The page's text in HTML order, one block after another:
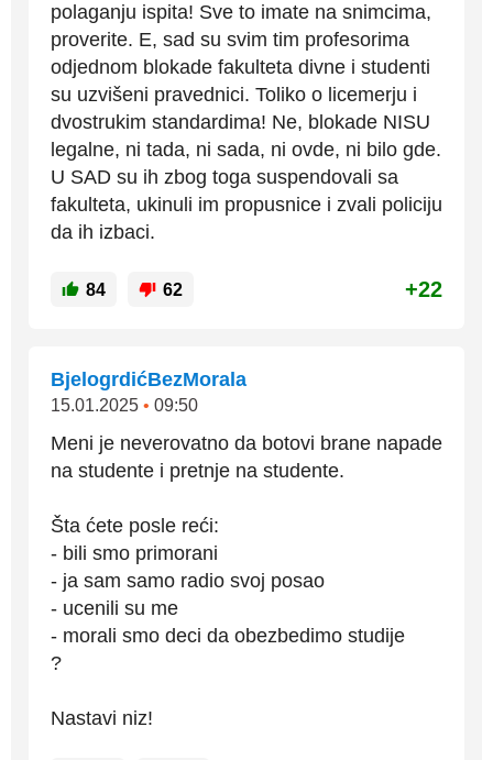
polaganju ispita! Sve to imate na snimcima,
proverite. E, sad su svim tim profesorima
odjednom blokade fakulteta divne i studenti
su uzvišeni pravednici. Toliko o licemerju i
dvostrukim standardima! Ne, blokade NISU
legalne, ni tada, ni sada, ni ovde, ni bilo gde.
U SAD su ih zbog toga suspendovali sa
fakulteta, ukinuli im propusnice i zvali policiju
da ih izbaci.
84 62 +22
BjelogrdićBezMorala
15.01.2025 • 09:50
Meni je neverovatno da botovi brane napade
na studente i pretnje na studente.
Šta ćete posle reći:
- bili smo primorani
- ja sam samo radio svoj posao
- ucenili su me
- morali smo deci da obezbedimo studije
?
Nastavi niz!